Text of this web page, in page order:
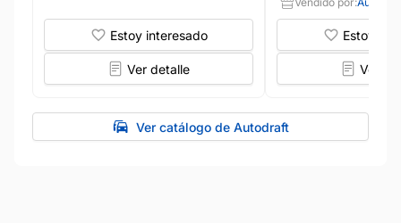
Estoy interesado
Ver detalle
Estoy
Ver
Ver catálogo de Autodraft